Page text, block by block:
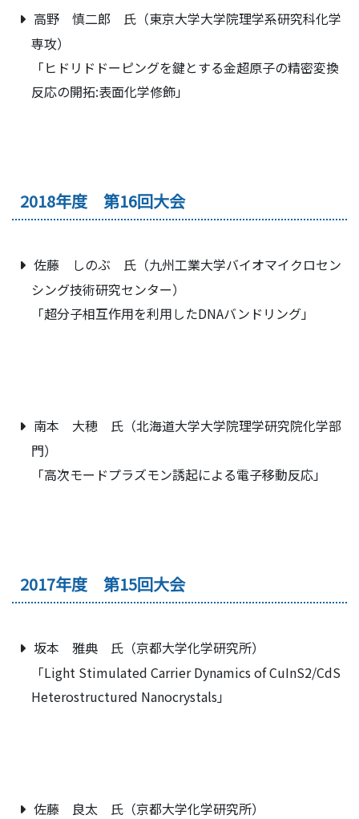
高野 慎二郎 氏（東京大学大学院理学系研究科化学
専攻）
「ヒドリドドーピングを鍵とする金超原子の精密変換
反応の開拓:表面化学修飾」
2018年度 第16回大会
佐藤 しのぶ 氏（九州工業大学バイオマイクロセン
シング技術研究センター）
「超分子相互作用を利用したDNAバンドリング」
南本 大穂 氏（北海道大学大学院理学研究院化学部
門）
「高次モードプラズモン誘起による電子移動反応」
2017年度 第15回大会
坂本 雅典 氏（京都大学化学研究所）
「Light Stimulated Carrier Dynamics of CuInS2/CdS
Heterostructured Nanocrystals」
佐藤 良太 氏（京都大学化学研究所）